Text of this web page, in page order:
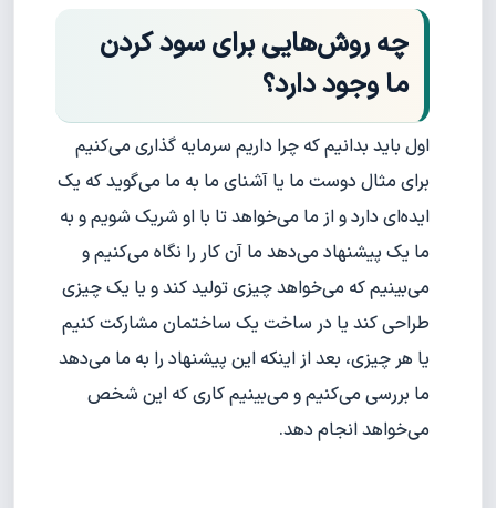
چه روش‌هایی برای سود کردن
ما وجود دارد؟
اول باید بدانیم که چرا داریم سرمایه گذاری می‌کنیم
برای مثال دوست ما یا آشنای ما به ما می‌گوید که یک
ایده‌ای دارد و از ما می‌خواهد تا با او شریک شویم و به
ما یک پیشنهاد می‌دهد ما آن کار را نگاه می‌کنیم و
می‌بینیم که می‌خواهد چیزی تولید کند و یا یک چیزی
طراحی کند یا در ساخت یک ساختمان مشارکت کنیم
یا هر چیزی، بعد از اینکه این پیشنهاد را به ما می‌دهد
ما بررسی می‌کنیم و می‌بینیم کاری که این شخص
می‌خواهد انجام دهد.